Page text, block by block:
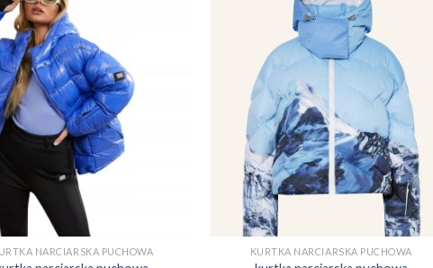
NARCIARSKA PUCHOWA KURTKA NARCIARSKA PUCHOWA